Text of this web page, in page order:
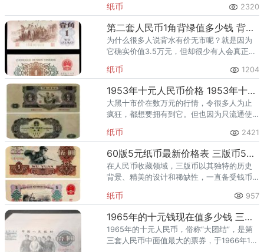
纸币 2320
第二套人民币1角背绿值多少钱 背绿一角价格
为什么很多人说背水有价无市呢？就是因为
它确实价值3.5万元，但却很少有人会真正购
间，这个时间成本很高。
纸币 1204
1953年十元人民币价格 1953年十元人民币最新价格表
大黑十市价在数万元的行情，令很多人为止
疯狂，都想要拥有到它。但也因为只流通使
上寻到一张绝品的大黑十。而且大黑十也是
第二套人民币的币王，其价值比
纸币 2421
60版5元纸币最新价格表 三版币5元最新价格
在人民币收藏领域，三版币以其独特的历史
背景、精美的设计和稀缺性，一直备受钱币
元纸币就是其中的精品，这张纸币有三个版
式，分别是三罗马、三罗马炭
纸币 957
1965年的十元钱现在值多少钱 三版币10元回收价格
1965年的十元人民币，俗称“大团结”，是第
三套人民币中面值最大的票券，于1966年1月